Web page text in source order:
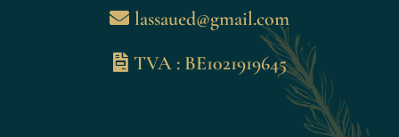
lassaued@gmail.com
TVA : BE1021919645